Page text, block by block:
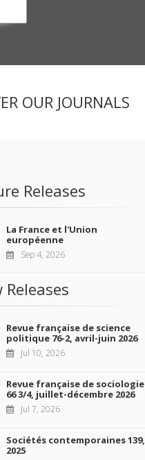
OUR JOURNALS
Releases
La France et l'Union
européenne
Sep 4, 2026
Releases
Revue française de science
politique 76-2, avril-juin 2026
Jul 10, 2026
Revue française de sociologie
66 3/4, juillet-décembre 2026
Jul 7, 2026
Sociétés contemporaines 139,
2025